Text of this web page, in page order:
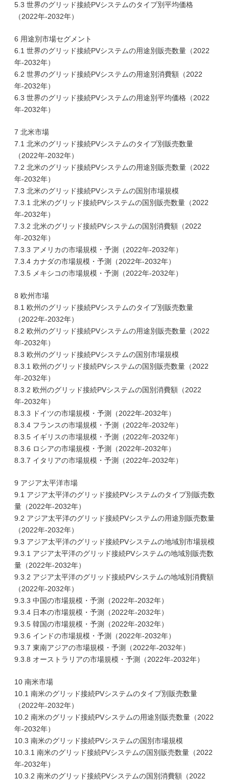
5.3 世界のグリッド接続PVシステムのタイプ別平均価格
（2022年-2032年）
6 用途別市場セグメント
6.1 世界のグリッド接続PVシステムの用途別販売数量（2022
年-2032年）
6.2 世界のグリッド接続PVシステムの用途別消費額（2022
年-2032年）
6.3 世界のグリッド接続PVシステムの用途別平均価格（2022
年-2032年）
7 北米市場
7.1 北米のグリッド接続PVシステムのタイプ別販売数量
（2022年-2032年）
7.2 北米のグリッド接続PVシステムの用途別販売数量（2022
年-2032年）
7.3 北米のグリッド接続PVシステムの国別市場規模
7.3.1 北米のグリッド接続PVシステムの国別販売数量（2022
年-2032年）
7.3.2 北米のグリッド接続PVシステムの国別消費額（2022
年-2032年）
7.3.3 アメリカの市場規模・予測（2022年-2032年）
7.3.4 カナダの市場規模・予測（2022年-2032年）
7.3.5 メキシコの市場規模・予測（2022年-2032年）
8 欧州市場
8.1 欧州のグリッド接続PVシステムのタイプ別販売数量
（2022年-2032年）
8.2 欧州のグリッド接続PVシステムの用途別販売数量（2022
年-2032年）
8.3 欧州のグリッド接続PVシステムの国別市場規模
8.3.1 欧州のグリッド接続PVシステムの国別販売数量（2022
年-2032年）
8.3.2 欧州のグリッド接続PVシステムの国別消費額（2022
年-2032年）
8.3.3 ドイツの市場規模・予測（2022年-2032年）
8.3.4 フランスの市場規模・予測（2022年-2032年）
8.3.5 イギリスの市場規模・予測（2022年-2032年）
8.3.6 ロシアの市場規模・予測（2022年-2032年）
8.3.7 イタリアの市場規模・予測（2022年-2032年）
9 アジア太平洋市場
9.1 アジア太平洋のグリッド接続PVシステムのタイプ別販売数
量（2022年-2032年）
9.2 アジア太平洋のグリッド接続PVシステムの用途別販売数量
（2022年-2032年）
9.3 アジア太平洋のグリッド接続PVシステムの地域別市場規模
9.3.1 アジア太平洋のグリッド接続PVシステムの地域別販売数
量（2022年-2032年）
9.3.2 アジア太平洋のグリッド接続PVシステムの地域別消費額
（2022年-2032年）
9.3.3 中国の市場規模・予測（2022年-2032年）
9.3.4 日本の市場規模・予測（2022年-2032年）
9.3.5 韓国の市場規模・予測（2022年-2032年）
9.3.6 インドの市場規模・予測（2022年-2032年）
9.3.7 東南アジアの市場規模・予測（2022年-2032年）
9.3.8 オーストラリアの市場規模・予測（2022年-2032年）
10 南米市場
10.1 南米のグリッド接続PVシステムのタイプ別販売数量
（2022年-2032年）
10.2 南米のグリッド接続PVシステムの用途別販売数量（2022
年-2032年）
10.3 南米のグリッド接続PVシステムの国別市場規模
10.3.1 南米のグリッド接続PVシステムの国別販売数量（2022
年-2032年）
10.3.2 南米のグリッド接続PVシステムの国別消費額（2022